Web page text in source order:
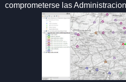
comprometerse las